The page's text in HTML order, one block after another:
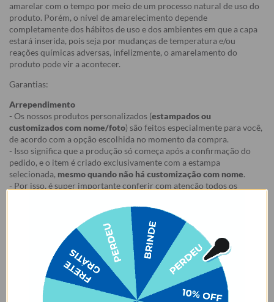
amarelar com o tempo por meio de um processo natural de uso do
produto. Porém, o nível de amarelecimento depende
completamente dos hábitos de uso e dos ambientes em que a capa
estará inserida, pois seja por mudanças de temperatura e/ou
reações químicas adversas, infelizmente, o amarelamento do
produto pode vir a acontecer.
Garantias:
Arrependimento
- Os nossos produtos personalizados (estampados ou
customizados com nome/foto) são feitos especialmente para você,
de acordo com a opção escolhida no momento da compra.
- Isso significa que a produção só começa após a confirmação do
pedido, e o item é criado exclusivamente com a estampa
selecionada, mesmo quando não há customização com nome.
- Por isso, é super importante conferir com atenção todos os
- Após o início da produção,
não é possível realizar
cancelamentos ou alterações
, pois o produto não pode retornar
- Descascamento: 6 meses;
- Amarelamento: 6 meses;